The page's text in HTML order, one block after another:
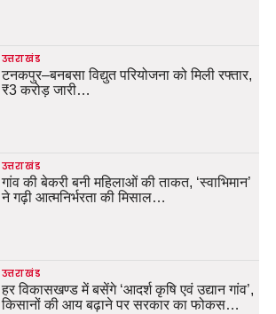
उत्तराखंड
टनकपुर–बनबसा विद्युत परियोजना को मिली रफ्तार,
₹3 करोड़ जारी…
उत्तराखंड
गांव की बेकरी बनी महिलाओं की ताकत, ‘स्वाभिमान’
ने गढ़ी आत्मनिर्भरता की मिसाल…
उत्तराखंड
हर विकासखण्ड में बसेंगे ‘आदर्श कृषि एवं उद्यान गांव’,
किसानों की आय बढ़ाने पर सरकार का फोकस…